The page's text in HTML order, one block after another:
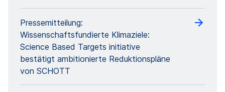
Pressemitteilung:
Wissenschaftsfundierte Klimaziele:
Science Based Targets initiative
bestätigt ambitionierte Reduktionspläne
von SCHOTT